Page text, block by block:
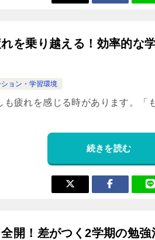
を乗り越える！効率的な
ョン・学習環境
疲れを感じる時があります。「
続きを読む
開！差がつく2学期の勉強